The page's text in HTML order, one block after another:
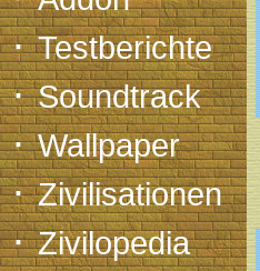
·Testberichte
·Soundtrack
·Wallpaper
·Zivilisationen
·Zivilopedia